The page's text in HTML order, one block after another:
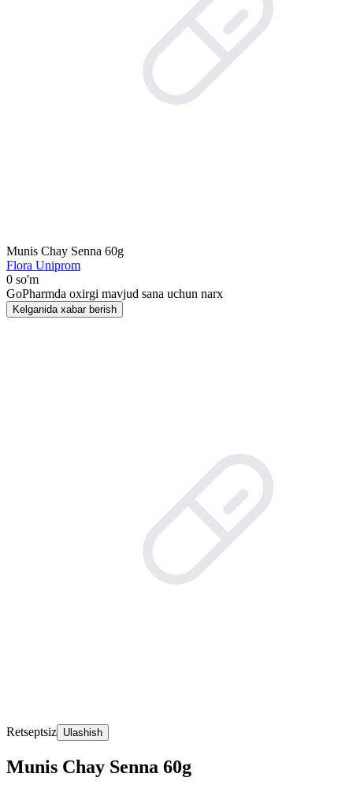
Munis Chay Senna 60g
Flora Uniprom
0 so'm
GoPharmda oxirgi mavjud sana uchun narx
Kelganida xabar berish
Retseptsiz Ulashish
Munis Chay Senna 60g